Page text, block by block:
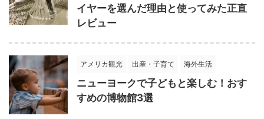
イヤーを選んだ理由と使ってみた正直
レビュー
アメリカ観光 出産・子育て 海外生活
ニューヨークで子どもと楽しむ！おす
すめの博物館3選